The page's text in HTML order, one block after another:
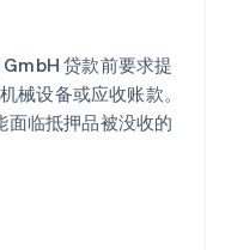
贷款前要求提
械设备或应收账款。
临抵押品被没收的